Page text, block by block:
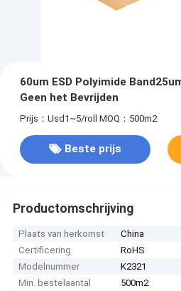
60um ESD Polyimide
Geen het Bevrijden
Prijs：Usd1~5/roll MOQ：500m2
Beste prijs
Productomschrijving
Plaats van herkomst
China
Certificering
RoHS
Modelnummer
K2321
Min. bestelaantal
500m2